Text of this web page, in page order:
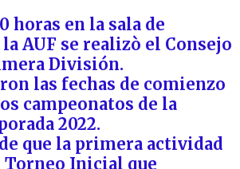
horas en la sala de
AUF se realizò el Consejo
División.
las fechas de comienzo
campeonatos de la
2022.
que la primera actividad
Torneo Inicial que